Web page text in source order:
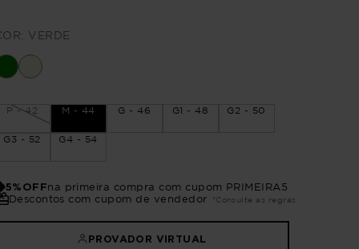
VERDE
P - 42 M - 44 G - 46 G1 - 48 G2 - 50
G3 - 52 G4 - 54
5%OFFna primeira compra com cupom PRIMEIRA5
Descontos com cupom de vendedor
*Consulte as regras
PROVADOR VIRTUAL